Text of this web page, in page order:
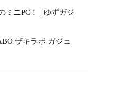
ミニPC！ | ゆずガジ
ザキラボ ガジェ